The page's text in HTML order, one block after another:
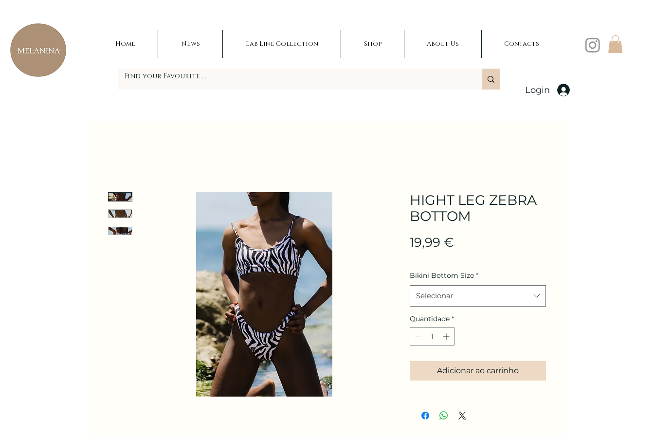
Login
Home News Lab Line Collection Shop About Us Contacts
HIGHT LEG ZEBRA
BOTTOM
19,99 €
Bikini Bottom Size *
Selecionar
Quantidade *
Adicionar ao carrinho